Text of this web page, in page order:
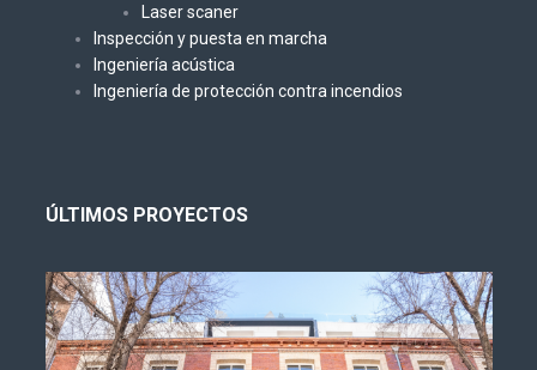
Laser scaner
Inspección y puesta en marcha
Ingeniería acústica
Ingeniería de protección contra incendios
ÚLTIMOS PROYECTOS